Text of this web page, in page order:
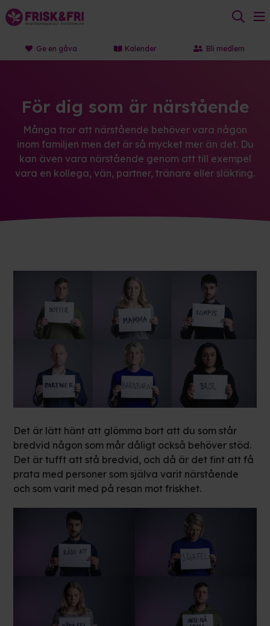
Ge en gåva Kalender Bli medlem
För dig som är närstående
Många tror att närstående behöver vara någon
inom familjen men det är så mycket mer än det. Du
kan även vara närstående genom att till exempel
vara en kollega, vän, partner, tränare eller släkting.
Det är lätt hänt att glömma bort att du som står
bredvid någon som mår dåligt också behöver stöd.
Det är tufft att stå bredvid, och då är det fint att få
prata med personer som själva varit närstående
och som varit med på resan mot friskhet.